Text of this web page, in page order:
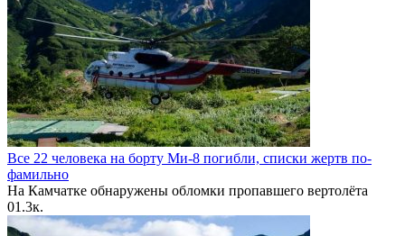
Все 22 человека на борту Ми-8 погибли, списки жертв по-
фамильно
На Камчатке обнаружены обломки пропавшего вертолёта
01.3к.